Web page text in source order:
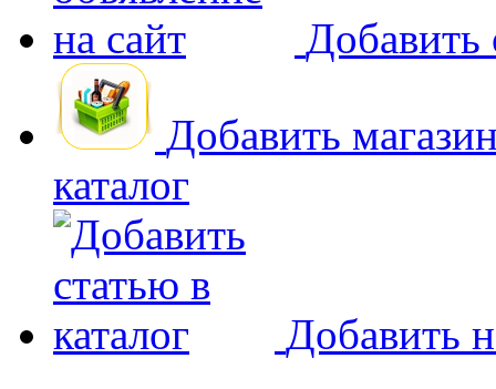
Добавить
Добавить
каталог
Добавить